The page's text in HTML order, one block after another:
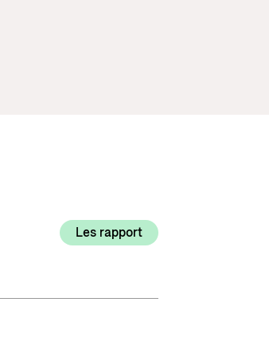
Les rapport